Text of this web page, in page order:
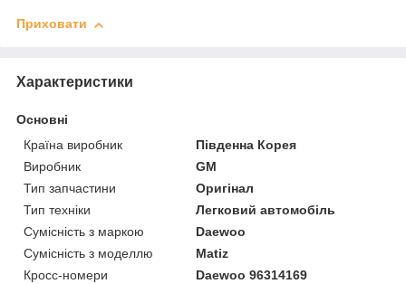
Приховати
Характеристики
Основні
Країна виробник
Південна Корея
Виробник
GM
Тип запчастини
Оригінал
Тип техніки
Легковий автомобіль
Сумісність з маркою
Daewoo
Сумісність з моделлю
Matiz
Кросс-номери
Daewoo 96314169